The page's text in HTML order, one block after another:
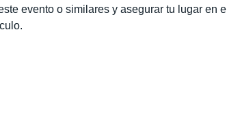
evento o similares y asegurar tu lugar en el